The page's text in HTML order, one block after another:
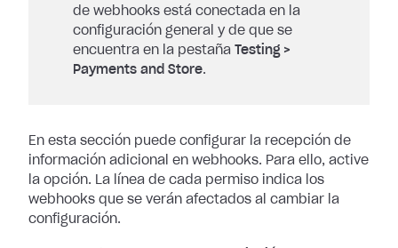
de webhooks está conectada en la
configuración general y de que se
encuentra en la pestaña
Testing >
Payments and Store.
En esta sección puede configurar la recepción de
información adicional en webhooks. Para ello, active
la opción. La línea de cada permiso indica los
webhooks que se verán afectados al cambiar la
configuración.